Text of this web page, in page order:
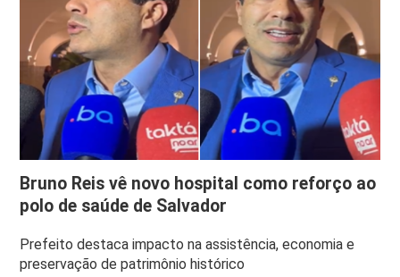
Bruno Reis vê novo hospital como reforço ao
polo de saúde de Salvador
Prefeito destaca impacto na assistência, economia e
preservação de patrimônio histórico